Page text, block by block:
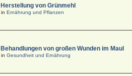
Herstellung von Grünmehl
inErnährung und Pflanzen
Behandlungen von großen Wunden im Maul
inGesundheit und Ernährung